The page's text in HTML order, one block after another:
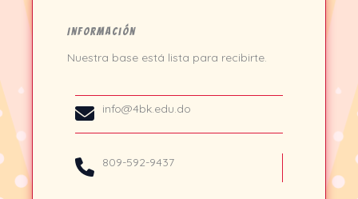
Información
Nuestra base está lista para recibirte.
info@4bk.edu.do
809-592-9437